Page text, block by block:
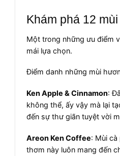
Khám phá 12
Một trong những ưu điểm
mái lựa chọn.
Điểm danh những mùi
Ken Apple & Cinnamon:
không thể, ấy vậy mà lại
đến sự thư giãn tuyệt vời
Areon Ken Coffee: Mùi
thơm này luôn mang đến